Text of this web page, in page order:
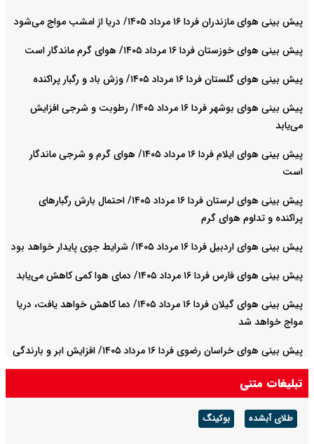
پیش بینی هوای مازندران فردا ۱۶ مرداد ۱۴۰۵/ دریا از امشب مواج می‌شود
پیش بینی هوای خوزستان فردا ۱۶ مرداد ۱۴۰۵/ هوای گرم ماندگار است
پیش بینی هوای گلستان فردا ۱۶ مرداد ۱۴۰۵/ وزش باد و رگبار پراکنده
پیش بینی هوای بوشهر فردا ۱۶ مرداد ۱۴۰۵/ رطوبت و شرجی افزایش
می‌یابد
پیش بینی هوای ایلام فردا ۱۶ مرداد ۱۴۰۵/ هوای گرم و شرجی ماندگار
است
پیش بینی هوای لرستان فردا ۱۶ مرداد ۱۴۰۵/ احتمال بارش رگبارهای
پراکنده و تداوم هوای گرم
پیش بینی هوای اردبیل فردا ۱۶ مرداد ۱۴۰۵/ شرایط جوی پایدار خواهد بود
پیش بینی هوای فارس فردا ۱۶ مرداد ۱۴۰۵/ دمای هوا کمی کاهش می‌یابد
پیش بینی هوای گیلان فردا ۱۶ مرداد ۱۴۰۵/ دما کاهش خواهد یافت، دریا
مواج خواهد شد
پیش بینی هوای خراسان رضوی فردا ۱۶ مرداد ۱۴۰۵/ افزایش ابر و بارندگی
در ارتفاعات استان
تبلیغات متنی
طلای آبشده بوکینگ